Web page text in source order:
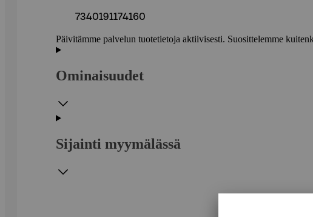
7340191174160
Päivitämme palvelun tuotetietoja aktiivisesti. Suosittelemme
Ominaisuudet
Sijainti myymälässä